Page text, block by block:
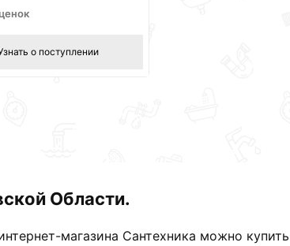
о поступлении
Области.
магазина Сантехника можно